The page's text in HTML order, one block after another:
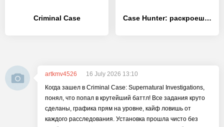
Criminal Case Case Hunter: раскроешь дело?
artkmv4526
16 July 2026 13:10
Когда зашел в Criminal Case: Supernatural Investigations,
понял, что попал в крутейший баттл! Все задания круто
сделаны, графика прям на уровне, кайф ловишь от
каждого расследования. Установка прошла чисто без